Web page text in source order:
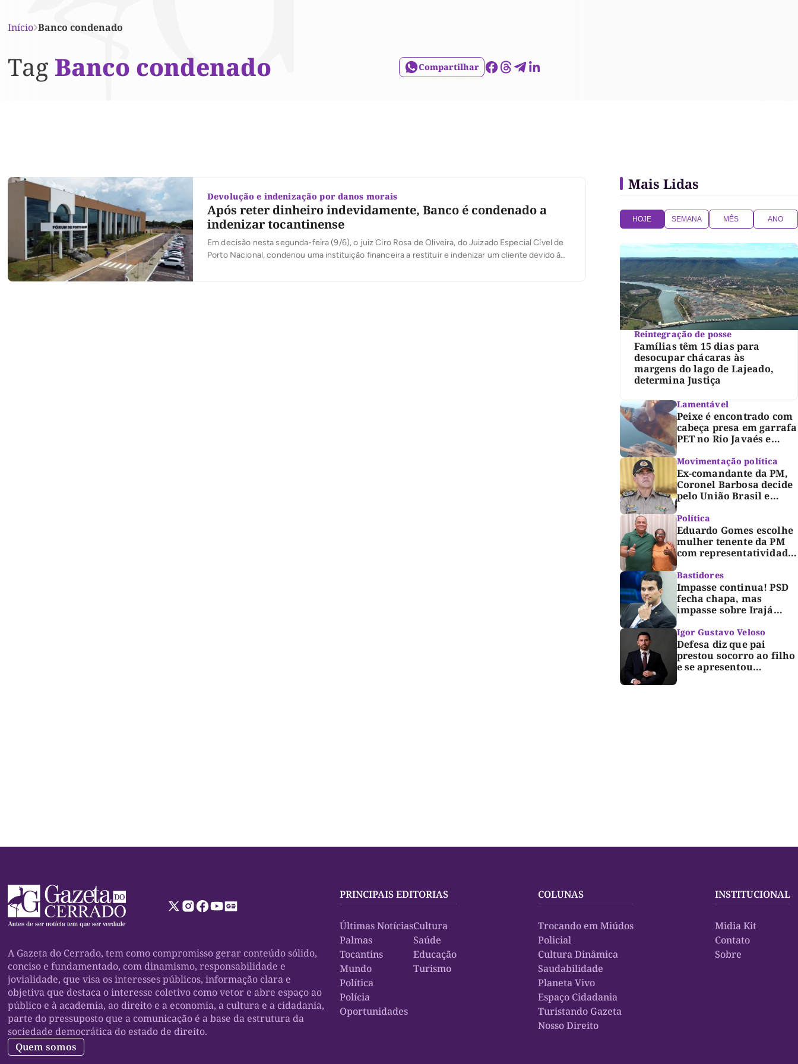
Início Banco condenado
Tag Banco condenado Compartilhar
Devolução e indenização por danos morais
Após reter dinheiro indevidamente, Banco é condenado a
indenizar tocantinense
Em decisão nesta segunda-feira (9/6), o juiz Ciro Rosa de Oliveira, do Juizado Especial Cível de
Porto Nacional, condenou uma instituição financeira a restituir e indenizar um cliente devido à
Mais Lidas
HOJE SEMANA MÊS ANO
Reintegração de posse
Famílias têm 15 dias para
desocupar chácaras às
margens do lago de Lajeado,
determina Justiça
Lamentável
Peixe é encontrado com
cabeça presa em garrafa
PET no Rio Javaés e
vídeo alerta para
impacto do lixo nos rios
Movimentação política
Ex-comandante da PM,
Coronel Barbosa decide
pelo União Brasil e
reforça chapa federal de
Dorinha
Política
Eduardo Gomes escolhe
mulher tenente da PM
com representatividade
e trajetória de
superação para compor
segunda suplência ao
Senado
Bastidores
Impasse continua! PSD
fecha chapa, mas
impasse sobre Irajá
segue até o limite do
prazo no TRE; Laurez diz
que nome dele não foi
homologado
Igor Gustavo Veloso
Defesa diz que pai
prestou socorro ao filho
e se apresentou
espontaneamente à
A Gazeta do Cerrado, tem como compromisso gerar conteúdo sólido,
conciso e fundamentado, com dinamismo, responsabilidade e
jovialidade, que visa os interesses públicos, informação clara e
objetiva que destaca o interesse coletivo como vetor e abre espaço ao
público e à academia, ao direito e a economia, a cultura e a cidadania,
parte do pressuposto que a comunicação é a base da estrutura da
sociedade democrática do estado de direito.
Quem somos
PRINCIPAIS EDITORIAS
Últimas Notícias
Palmas
Tocantins
Mundo
Política
Polícia
Oportunidades
Cultura
Saúde
Educação
Turismo
COLUNAS
Trocando em Miúdos
Policial
Cultura Dinâmica
Saudabilidade
Planeta Vivo
Espaço Cidadania
Turistando Gazeta
Nosso Direito
INSTITUCIONAL
Midia Kit
Contato
Sobre